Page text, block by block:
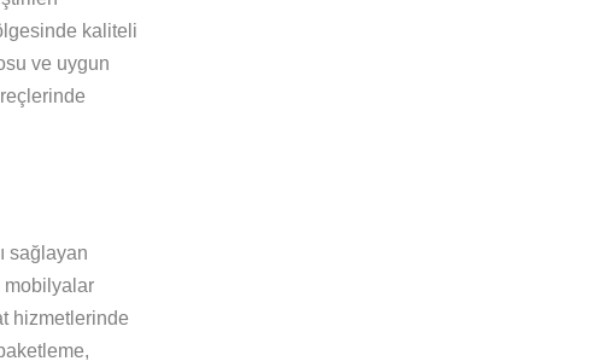
kaliteli
ve uygun
sağlayan
mobilyalar
hizmetlerinde